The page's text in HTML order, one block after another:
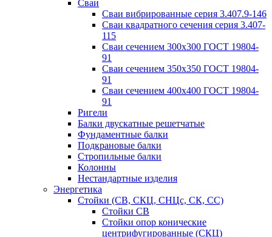
Сваи
Сваи вибрированные серия 3.407.9-146
Сваи квадратного сечения серия 3.407-
115
Сваи сечением 300х300 ГОСТ 19804-
91
Сваи сечением 350х350 ГОСТ 19804-
91
Сваи сечением 400х400 ГОСТ 19804-
91
Ригели
Балки двускатные решетчатые
Фундаментные балки
Подкрановые балки
Стропильные балки
Колонны
Нестандартные изделия
Энергетика
Стойки (СВ, СКЦ, СНЦс, СК, СС)
Стойки СВ
Стойки опор конические
центрифугированные (СКЦ)